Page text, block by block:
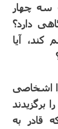
سه چهار
دارد؟
کند، آیا
اشخاصی
برگزیدند
قادر به